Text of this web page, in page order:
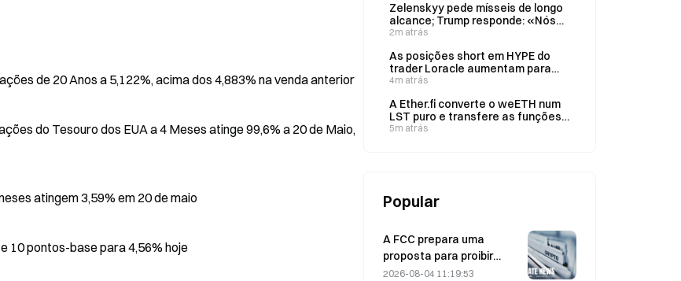
Tesouro dos EUA $16B em Obrigações de 20 Anos a 5,122%, acima dos 4,883% na venda anterior
do Tesouro dos EUA a 4 Meses atinge 99,6% a 20 de Maio,
atingem 3,59% em 20 de maio
10 pontos-base para 4,56% hoje
Zelenskyy pede mísseis de longo
alcance; Trump responde: «Nós
também queremos mísseis» a 6
2m atrás
As posições short em HYPE do
trader Loracle aumentam para
30,44 milhões de dólares, menos
4m atrás
A Ether.fi converte o weETH num
LST puro e transfere as funções
de restaking para weETH
5m atrás
Popular
A FCC prepara uma
proposta para proibir
módulos ópticos chineses
2026-08-04 11:19:53